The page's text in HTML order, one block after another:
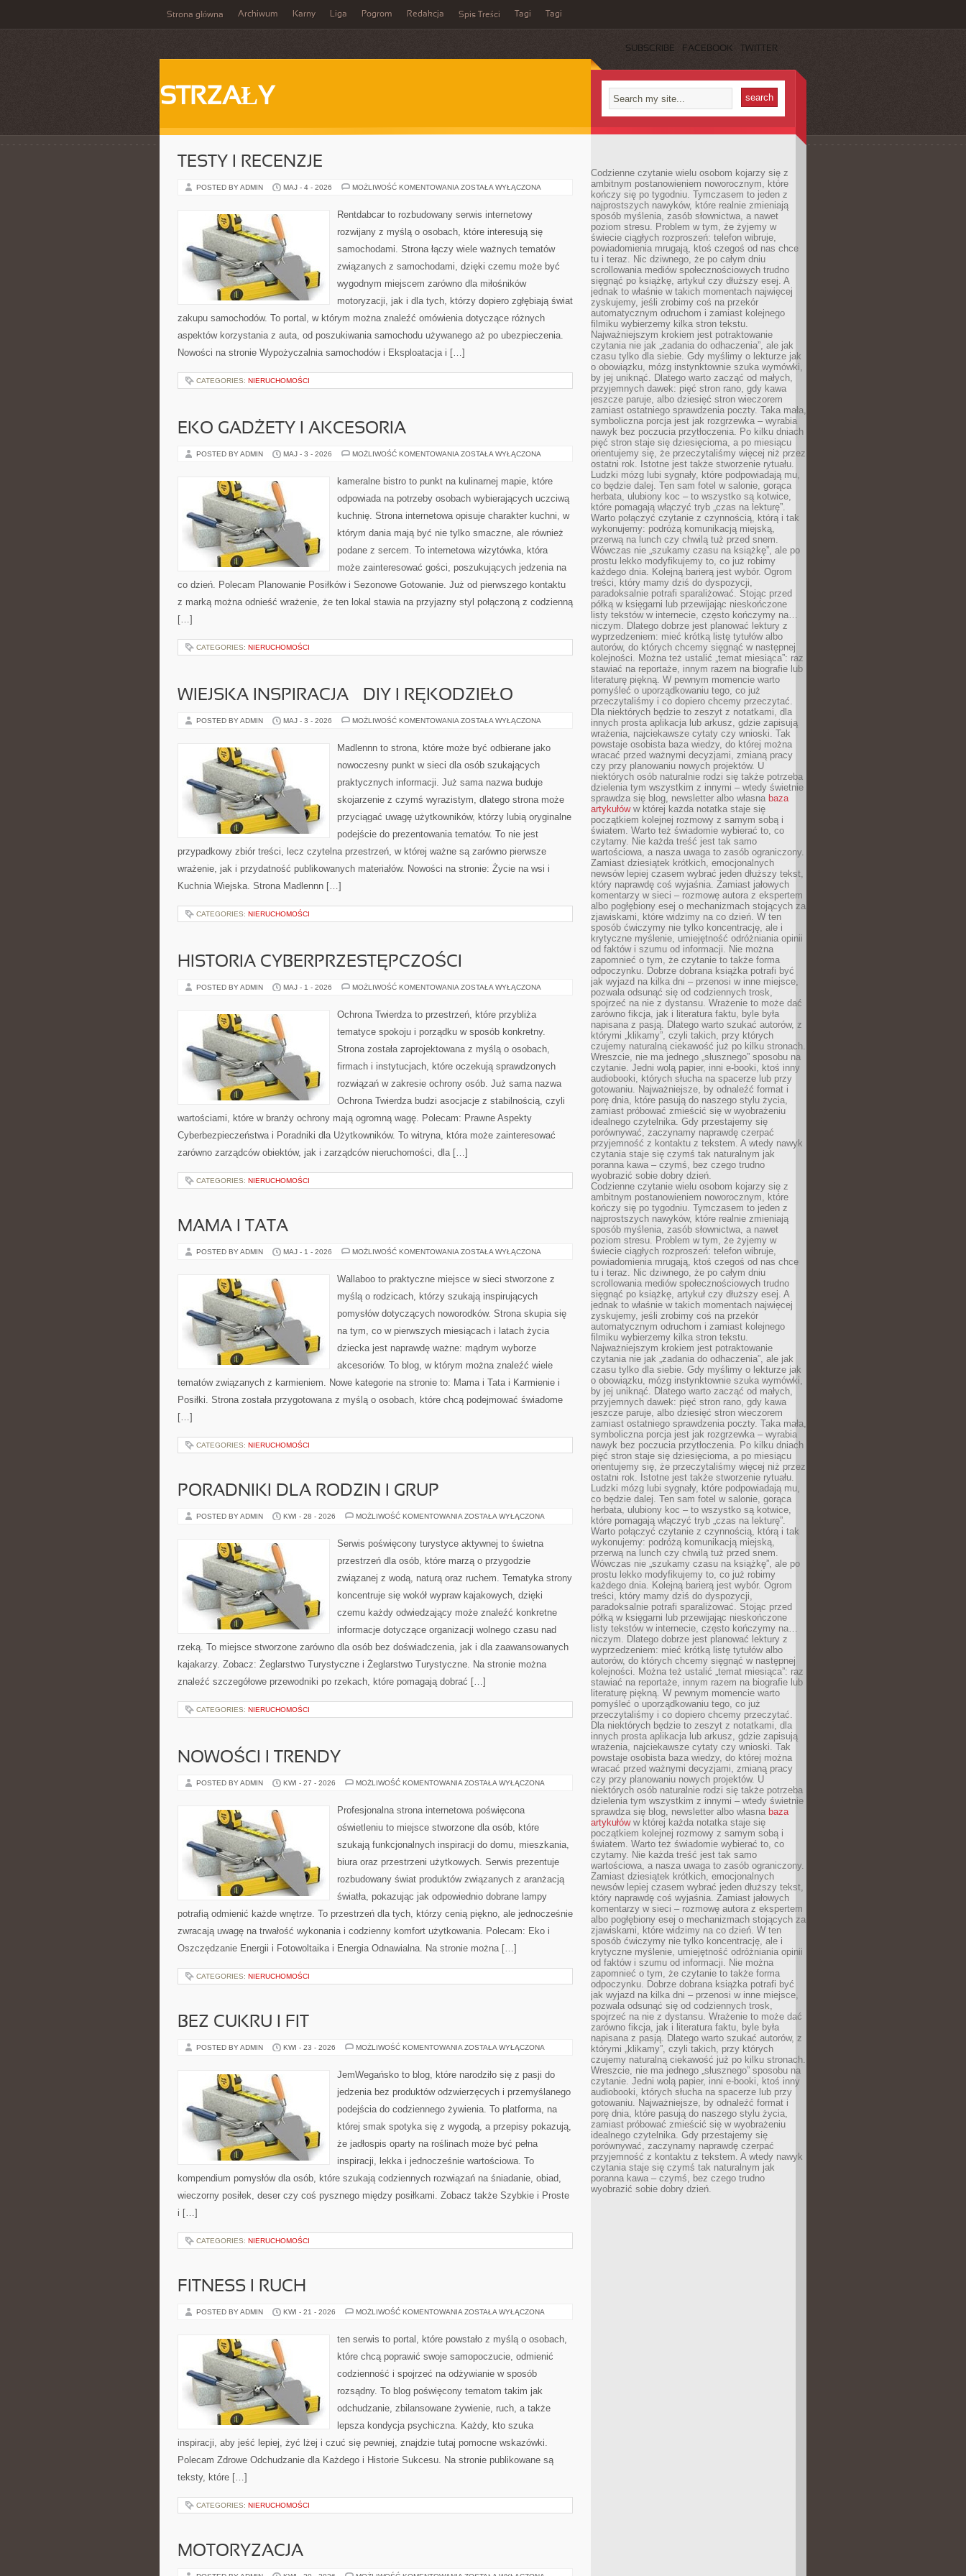
Strona główna Archiwum Karny Liga Pogrom Redakcja Spis Treści Tagi Tagi
SUBSCRIBE FACEBOOK TWITTER
STRZAŁY
TESTY I RECENZJE
POSTED BY ADMIN MAJ - 4 - 2026 MOŻLIWOŚĆ KOMENTOWANIA TESTY
ZOSTAŁA WYŁĄCZONA
Rentdabcar to rozbudowany serwis internetowy
rozwijany z myślą o osobach, które interesują się
samochodami. Strona łączy wiele ważnych tematów
związanych z samochodami, dzięki czemu może być
wygodnym miejscem zarówno dla miłośników
motoryzacji, jak i dla tych, którzy dopiero zgłębiają świat
zakupu samochodów. To portal, w którym można znaleźć omówienia dotyczące różnych
aspektów korzystania z auta, od poszukiwania samochodu używanego aż po ubezpieczenia.
Nowości na stronie Wypożyczalnia samochodów i Eksploatacja i […]
CATEGORIES: NIERUCHOMOŚCI
EKO GADŻETY I AKCESORIA
POSTED BY ADMIN MAJ - 3 - 2026 MOŻLIWOŚĆ KOMENTOWANIA EKO
AKCESORIA
ZOSTAŁA WYŁĄCZONA
kameralne bistro to punkt na kulinarnej mapie, które
odpowiada na potrzeby osobach wybierających uczciwą
kuchnię. Strona internetowa opisuje charakter kuchni, w
którym dania mają być nie tylko smaczne, ale również
podane z sercem. To internetowa wizytówka, która
może zainteresować gości, poszukujących jedzenia na
co dzień. Polecam Planowanie Posiłków i Sezonowe Gotowanie. Już od pierwszego kontaktu
z marką można odnieść wrażenie, że ten lokal stawia na przyjazny styl połączoną z codzienną
[…]
CATEGORIES: NIERUCHOMOŚCI
WIEJSKA INSPIRACJA – DIY I RĘKODZIEŁO
POSTED BY ADMIN MAJ - 3 - 2026 MOŻLIWOŚĆ KOMENTOWANIA WIEJSKA
DIY
I
ZOSTAŁA WYŁĄCZONA
Madlennn to strona, które może być odbierane jako
nowoczesny punkt w sieci dla osób szukających
praktycznych informacji. Już sama nazwa buduje
skojarzenie z czymś wyrazistym, dlatego strona może
przyciągać uwagę użytkowników, którzy lubią oryginalne
podejście do prezentowania tematów. To nie jest
przypadkowy zbiór treści, lecz czytelna przestrzeń, w której ważne są zarówno pierwsze
wrażenie, jak i przydatność publikowanych materiałów. Nowości na stronie: Życie na wsi i
Kuchnia Wiejska. Strona Madlennn […]
CATEGORIES: NIERUCHOMOŚCI
HISTORIA CYBERPRZESTĘPCZOŚCI
POSTED BY ADMIN MAJ - 1 - 2026 MOŻLIWOŚĆ KOMENTOWANIA HISTORIA
ZOSTAŁA WYŁĄCZONA
Ochrona Twierdza to przestrzeń, które przybliża
tematyce spokoju i porządku w sposób konkretny.
Strona została zaprojektowana z myślą o osobach,
firmach i instytucjach, które oczekują sprawdzonych
rozwiązań w zakresie ochrony osób. Już sama nazwa
Ochrona Twierdza budzi asocjacje z stabilnością, czyli
wartościami, które w branży ochrony mają ogromną wagę. Polecam: Prawne Aspekty
Cyberbezpieczeństwa i Poradniki dla Użytkowników. To witryna, która może zainteresować
zarówno zarządców obiektów, jak i zarządców nieruchomości, dla […]
CATEGORIES: NIERUCHOMOŚCI
MAMA I TATA
POSTED BY ADMIN MAJ - 1 - 2026 MOŻLIWOŚĆ KOMENTOWANIA MAMA
ZOSTAŁA WYŁĄCZONA
Wallaboo to praktyczne miejsce w sieci stworzone z
myślą o rodzicach, którzy szukają inspirujących
pomysłów dotyczących noworodków. Strona skupia się
na tym, co w pierwszych miesiącach i latach życia
dziecka jest naprawdę ważne: mądrym wyborze
akcesoriów. To blog, w którym można znaleźć wiele
tematów związanych z karmieniem. Nowe kategorie na stronie to: Mama i Tata i Karmienie i
Posiłki. Strona została przygotowana z myślą o osobach, które chcą podejmować świadome
[…]
CATEGORIES: NIERUCHOMOŚCI
PORADNIKI DLA RODZIN I GRUP
POSTED BY ADMIN KWI - 28 - 2026 MOŻLIWOŚĆ KOMENTOWANIA PORADNIKI
GRUP
ZOSTAŁA WYŁĄCZONA
Serwis poświęcony turystyce aktywnej to świetna
przestrzeń dla osób, które marzą o przygodzie
związanej z wodą, naturą oraz ruchem. Tematyka strony
koncentruje się wokół wypraw kajakowych, dzięki
czemu każdy odwiedzający może znaleźć konkretne
informacje dotyczące organizacji wolnego czasu nad
rzeką. To miejsce stworzone zarówno dla osób bez doświadczenia, jak i dla zaawansowanych
kajakarzy. Zobacz: Żeglarstwo Turystyczne i Żeglarstwo Turystyczne. Na stronie można
znaleźć szczegółowe przewodniki po rzekach, które pomagają dobrać […]
CATEGORIES: NIERUCHOMOŚCI
NOWOŚCI I TRENDY
POSTED BY ADMIN KWI - 27 - 2026 MOŻLIWOŚĆ KOMENTOWANIA NOWOŚCI
ZOSTAŁA WYŁĄCZONA
Profesjonalna strona internetowa poświęcona
oświetleniu to miejsce stworzone dla osób, które
szukają funkcjonalnych inspiracji do domu, mieszkania,
biura oraz przestrzeni użytkowych. Serwis prezentuje
rozbudowany świat produktów związanych z aranżacją
światła, pokazując jak odpowiednio dobrane lampy
potrafią odmienić każde wnętrze. To przestrzeń dla tych, którzy cenią piękno, ale jednocześnie
zwracają uwagę na trwałość wykonania i codzienny komfort użytkowania. Polecam: Eko i
Oszczędzanie Energii i Fotowoltaika i Energia Odnawialna. Na stronie można […]
CATEGORIES: NIERUCHOMOŚCI
BEZ CUKRU I FIT
POSTED BY ADMIN KWI - 23 - 2026 MOŻLIWOŚĆ KOMENTOWANIA BEZ
ZOSTAŁA WYŁĄCZONA
JemWegańsko to blog, które narodziło się z pasji do
jedzenia bez produktów odzwierzęcych i przemyślanego
podejścia do codziennego żywienia. To platforma, na
której smak spotyka się z wygodą, a przepisy pokazują,
że jadłospis oparty na roślinach może być pełna
inspiracji, lekka i jednocześnie wartościowa. To
kompendium pomysłów dla osób, które szukają codziennych rozwiązań na śniadanie, obiad,
wieczorny posiłek, deser czy coś pysznego między posiłkami. Zobacz także Szybkie i Proste
i […]
CATEGORIES: NIERUCHOMOŚCI
FITNESS I RUCH
POSTED BY ADMIN KWI - 21 - 2026 MOŻLIWOŚĆ KOMENTOWANIA FITNESS
ZOSTAŁA WYŁĄCZONA
ten serwis to portal, które powstało z myślą o osobach,
które chcą poprawić swoje samopoczucie, odmienić
codzienność i spojrzeć na odżywianie w sposób
rozsądny. To blog poświęcony tematom takim jak
odchudzanie, zbilansowane żywienie, ruch, a także
lepsza kondycja psychiczna. Każdy, kto szuka
inspiracji, aby jeść lepiej, żyć lżej i czuć się pewniej, znajdzie tutaj pomocne wskazówki.
Polecam Zdrowe Odchudzanie dla Każdego i Historie Sukcesu. Na stronie publikowane są
teksty, które […]
CATEGORIES: NIERUCHOMOŚCI
MOTORYZACJA
Codzienne czytanie wielu osobom kojarzy się z
ambitnym postanowieniem noworocznym, które
kończy się po tygodniu. Tymczasem to jeden z
najprostszych nawyków, które realnie zmieniają
sposób myślenia, zasób słownictwa, a nawet
poziom stresu. Problem w tym, że żyjemy w
świecie ciągłych rozproszeń: telefon wibruje,
powiadomienia mrugają, ktoś czegoś od nas chce
tu i teraz. Nic dziwnego, że po całym dniu
scrollowania mediów społecznościowych trudno
sięgnąć po książkę, artykuł czy dłuższy esej. A
jednak to właśnie w takich momentach najwięcej
zyskujemy, jeśli zrobimy coś na przekór
automatycznym odruchom i zamiast kolejnego
filmiku wybierzemy kilka stron tekstu.
Najważniejszym krokiem jest potraktowanie
czytania nie jak „zadania do odhaczenia”, ale jak
czasu tylko dla siebie. Gdy myślimy o lekturze jak
o obowiązku, mózg instynktownie szuka wymówki,
by jej uniknąć. Dlatego warto zacząć od małych,
przyjemnych dawek: pięć stron rano, gdy kawa
jeszcze paruje, albo dziesięć stron wieczorem
zamiast ostatniego sprawdzenia poczty. Taka mała,
symboliczna porcja jest jak rozgrzewka – wyrabia
nawyk bez poczucia przytłoczenia. Po kilku dniach
pięć stron staje się dziesięcioma, a po miesiącu
orientujemy się, że przeczytaliśmy więcej niż przez
ostatni rok. Istotne jest także stworzenie rytuału.
Ludzki mózg lubi sygnały, które podpowiadają mu,
co będzie dalej. Ten sam fotel w salonie, gorąca
herbata, ulubiony koc – to wszystko są kotwice,
które pomagają włączyć tryb „czas na lekturę”.
Warto połączyć czytanie z czynnością, którą i tak
wykonujemy: podróżą komunikacją miejską,
przerwą na lunch czy chwilą tuż przed snem.
Wówczas nie „szukamy czasu na książkę”, ale po
prostu lekko modyfikujemy to, co już robimy
każdego dnia. Kolejną barierą jest wybór. Ogrom
treści, który mamy dziś do dyspozycji,
paradoksalnie potrafi sparaliżować. Stojąc przed
półką w księgarni lub przewijając nieskończone
listy tekstów w internecie, często kończymy na…
niczym. Dlatego dobrze jest planować lektury z
wyprzedzeniem: mieć krótką listę tytułów albo
autorów, do których chcemy sięgnąć w następnej
kolejności. Można też ustalić „temat miesiąca”: raz
stawiać na reportaże, innym razem na biografie lub
literaturę piękną. W pewnym momencie warto
pomyśleć o uporządkowaniu tego, co już
przeczytaliśmy i co dopiero chcemy przeczytać.
Dla niektórych będzie to zeszyt z notatkami, dla
innych prosta aplikacja lub arkusz, gdzie zapisują
wrażenia, najciekawsze cytaty czy wnioski. Tak
powstaje osobista baza wiedzy, do której można
wracać przed ważnymi decyzjami, zmianą pracy
czy przy planowaniu nowych projektów. U
niektórych osób naturalnie rodzi się także potrzeba
dzielenia tym wszystkim z innymi – wtedy świetnie
sprawdza się blog, newsletter albo własna baza
artykułóww której każda notatka staje się
początkiem kolejnej rozmowy z samym sobą i
światem. Warto też świadomie wybierać to, co
czytamy. Nie każda treść jest tak samo
wartościowa, a nasza uwaga to zasób ograniczony.
Zamiast dziesiątek krótkich, emocjonalnych
newsów lepiej czasem wybrać jeden dłuższy tekst,
który naprawdę coś wyjaśnia. Zamiast jałowych
komentarzy w sieci – rozmowę autora z ekspertem
albo pogłębiony esej o mechanizmach stojących za
zjawiskami, które widzimy na co dzień. W ten
sposób ćwiczymy nie tylko koncentrację, ale i
krytyczne myślenie, umiejętność odróżniania opinii
od faktów i szumu od informacji. Nie można
zapomnieć o tym, że czytanie to także forma
odpoczynku. Dobrze dobrana książka potrafi być
jak wyjazd na kilka dni – przenosi w inne miejsce,
pozwala odsunąć się od codziennych trosk,
spojrzeć na nie z dystansu. Wrażenie to może dać
zarówno fikcja, jak i literatura faktu, byle była
napisana z pasją. Dlatego warto szukać autorów, z
którymi „klikamy”, czyli takich, przy których
czujemy naturalną ciekawość już po kilku stronach.
Wreszcie, nie ma jednego „słusznego” sposobu na
czytanie. Jedni wolą papier, inni e-booki, ktoś inny
audiobooki, których słucha na spacerze lub przy
gotowaniu. Najważniejsze, by odnaleźć format i
porę dnia, które pasują do naszego stylu życia,
zamiast próbować zmieścić się w wyobrażeniu
idealnego czytelnika. Gdy przestajemy się
porównywać, zaczynamy naprawdę czerpać
przyjemność z kontaktu z tekstem. A wtedy nawyk
czytania staje się czymś tak naturalnym jak
poranna kawa – czymś, bez czego trudno
wyobrazić sobie dobry dzień.
Codzienne czytanie wielu osobom kojarzy się z
ambitnym postanowieniem noworocznym, które
kończy się po tygodniu. Tymczasem to jeden z
najprostszych nawyków, które realnie zmieniają
sposób myślenia, zasób słownictwa, a nawet
poziom stresu. Problem w tym, że żyjemy w
świecie ciągłych rozproszeń: telefon wibruje,
powiadomienia mrugają, ktoś czegoś od nas chce
tu i teraz. Nic dziwnego, że po całym dniu
scrollowania mediów społecznościowych trudno
sięgnąć po książkę, artykuł czy dłuższy esej. A
jednak to właśnie w takich momentach najwięcej
zyskujemy, jeśli zrobimy coś na przekór
automatycznym odruchom i zamiast kolejnego
filmiku wybierzemy kilka stron tekstu.
Najważniejszym krokiem jest potraktowanie
czytania nie jak „zadania do odhaczenia”, ale jak
czasu tylko dla siebie. Gdy myślimy o lekturze jak
o obowiązku, mózg instynktownie szuka wymówki,
by jej uniknąć. Dlatego warto zacząć od małych,
przyjemnych dawek: pięć stron rano, gdy kawa
jeszcze paruje, albo dziesięć stron wieczorem
zamiast ostatniego sprawdzenia poczty. Taka mała,
symboliczna porcja jest jak rozgrzewka – wyrabia
nawyk bez poczucia przytłoczenia. Po kilku dniach
pięć stron staje się dziesięcioma, a po miesiącu
orientujemy się, że przeczytaliśmy więcej niż przez
ostatni rok. Istotne jest także stworzenie rytuału.
Ludzki mózg lubi sygnały, które podpowiadają mu,
co będzie dalej. Ten sam fotel w salonie, gorąca
herbata, ulubiony koc – to wszystko są kotwice,
które pomagają włączyć tryb „czas na lekturę”.
Warto połączyć czytanie z czynnością, którą i tak
wykonujemy: podróżą komunikacją miejską,
przerwą na lunch czy chwilą tuż przed snem.
Wówczas nie „szukamy czasu na książkę”, ale po
prostu lekko modyfikujemy to, co już robimy
każdego dnia. Kolejną barierą jest wybór. Ogrom
treści, który mamy dziś do dyspozycji,
paradoksalnie potrafi sparaliżować. Stojąc przed
półką w księgarni lub przewijając nieskończone
listy tekstów w internecie, często kończymy na…
niczym. Dlatego dobrze jest planować lektury z
wyprzedzeniem: mieć krótką listę tytułów albo
autorów, do których chcemy sięgnąć w następnej
kolejności. Można też ustalić „temat miesiąca”: raz
stawiać na reportaże, innym razem na biografie lub
literaturę piękną. W pewnym momencie warto
pomyśleć o uporządkowaniu tego, co już
przeczytaliśmy i co dopiero chcemy przeczytać.
Dla niektórych będzie to zeszyt z notatkami, dla
innych prosta aplikacja lub arkusz, gdzie zapisują
wrażenia, najciekawsze cytaty czy wnioski. Tak
powstaje osobista baza wiedzy, do której można
wracać przed ważnymi decyzjami, zmianą pracy
czy przy planowaniu nowych projektów. U
niektórych osób naturalnie rodzi się także potrzeba
dzielenia tym wszystkim z innymi – wtedy świetnie
sprawdza się blog, newsletter albo własna baza
artykułóww której każda notatka staje się
początkiem kolejnej rozmowy z samym sobą i
światem. Warto też świadomie wybierać to, co
czytamy. Nie każda treść jest tak samo
wartościowa, a nasza uwaga to zasób ograniczony.
Zamiast dziesiątek krótkich, emocjonalnych
newsów lepiej czasem wybrać jeden dłuższy tekst,
który naprawdę coś wyjaśnia. Zamiast jałowych
komentarzy w sieci – rozmowę autora z ekspertem
albo pogłębiony esej o mechanizmach stojących za
zjawiskami, które widzimy na co dzień. W ten
sposób ćwiczymy nie tylko koncentrację, ale i
krytyczne myślenie, umiejętność odróżniania opinii
od faktów i szumu od informacji. Nie można
zapomnieć o tym, że czytanie to także forma
odpoczynku. Dobrze dobrana książka potrafi być
jak wyjazd na kilka dni – przenosi w inne miejsce,
pozwala odsunąć się od codziennych trosk,
spojrzeć na nie z dystansu. Wrażenie to może dać
zarówno fikcja, jak i literatura faktu, byle była
napisana z pasją. Dlatego warto szukać autorów, z
którymi „klikamy”, czyli takich, przy których
czujemy naturalną ciekawość już po kilku stronach.
Wreszcie, nie ma jednego „słusznego” sposobu na
czytanie. Jedni wolą papier, inni e-booki, ktoś inny
audiobooki, których słucha na spacerze lub przy
gotowaniu. Najważniejsze, by odnaleźć format i
porę dnia, które pasują do naszego stylu życia,
zamiast próbować zmieścić się w wyobrażeniu
idealnego czytelnika. Gdy przestajemy się
porównywać, zaczynamy naprawdę czerpać
przyjemność z kontaktu z tekstem. A wtedy nawyk
czytania staje się czymś tak naturalnym jak
poranna kawa – czymś, bez czego trudno
wyobrazić sobie dobry dzień.